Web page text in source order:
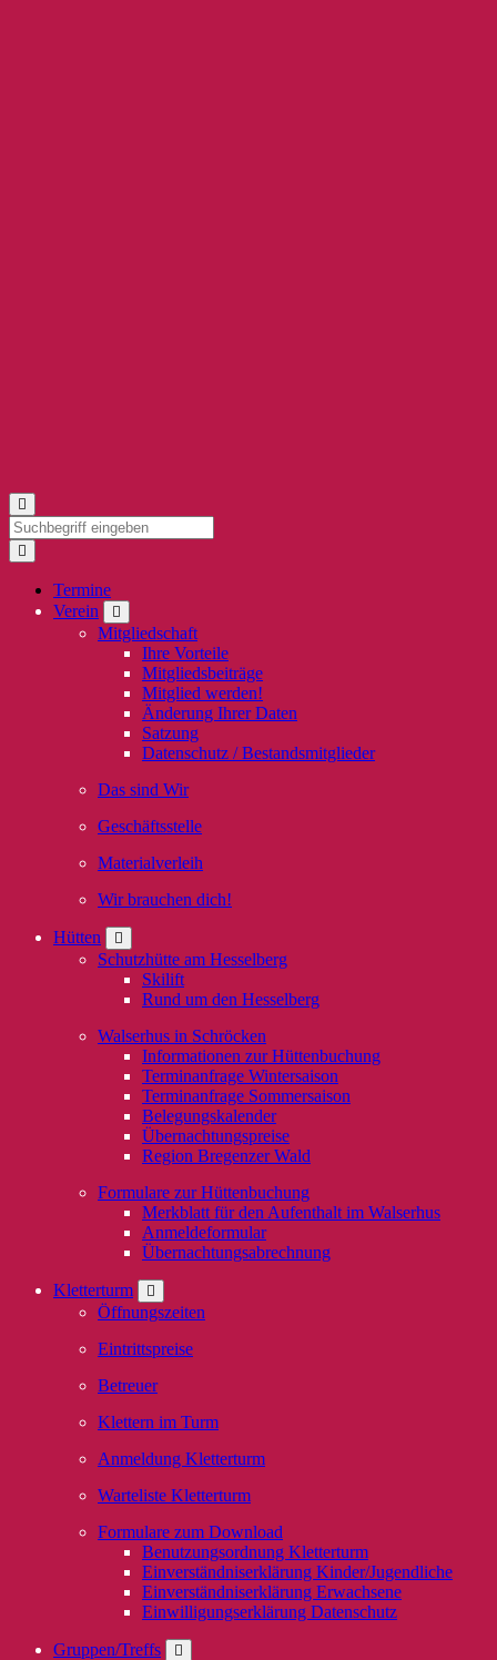
Termine
Verein
Mitgliedschaft
Ihre Vorteile
Mitgliedsbeiträge
Mitglied werden!
Änderung Ihrer Daten
Satzung
Datenschutz / Bestandsmitglieder
Das sind Wir
Geschäftsstelle
Materialverleih
Wir brauchen dich!
Hütten
Schutzhütte am Hesselberg
Skilift
Rund um den Hesselberg
Walserhus in Schröcken
Informationen zur Hüttenbuchung
Terminanfrage Wintersaison
Terminanfrage Sommersaison
Belegungskalender
Übernachtungspreise
Region Bregenzer Wald
Formulare zur Hüttenbuchung
Merkblatt für den Aufenthalt im Walserhus
Anmeldeformular
Übernachtungsabrechnung
Kletterturm
Öffnungszeiten
Eintrittspreise
Betreuer
Klettern im Turm
Anmeldung Kletterturm
Warteliste Kletterturm
Formulare zum Download
Benutzungsordnung Kletterturm
Einverständniserklärung Kinder/Jugendliche
Einverständniserklärung Erwachsene
Einwilligungserklärung Datenschutz
Gruppen/Treffs